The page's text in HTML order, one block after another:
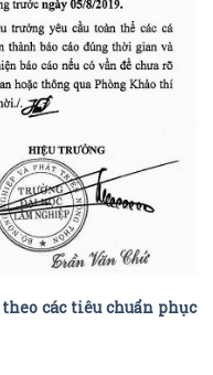
các tiêu chuẩn phục